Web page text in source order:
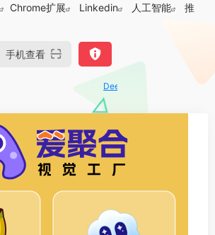
Chrome扩展 Linkedin 人工智能
推
手机查看
DeepSeek-R1、V3满血版免费用